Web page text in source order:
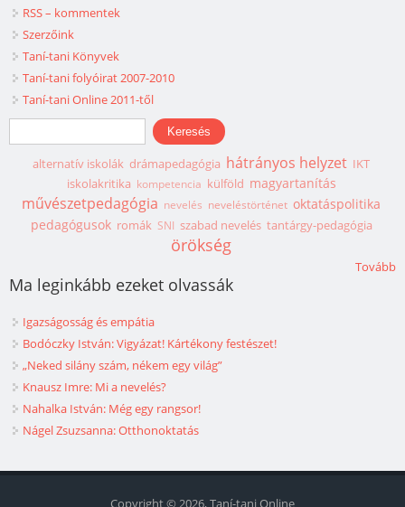
RSS – kommentek
Szerzőink
Taní-tani Könyvek
Taní-tani folyóirat 2007-2010
Taní-tani Online 2011-től
Keresés űrlap
Keresés
alternatív iskolák drámapedagógia hátrányos helyzet IKT
iskolakritika kompetencia külföld magyartanítás
művészetpedagógia nevelés neveléstörténet oktatáspolitika
pedagógusok romák SNI szabad nevelés tantárgy-pedagógia
örökség
Tovább
Ma leginkább ezeket olvassák
Igazságosság és empátia
Bodóczky István: Vigyázat! Kártékony festészet!
„Neked silány szám, nékem egy világ”
Knausz Imre: Mi a nevelés?
Nahalka István: Még egy rangsor!
Nágel Zsuzsanna: Otthonoktatás
Copyright © 2026, Taní-tani Online